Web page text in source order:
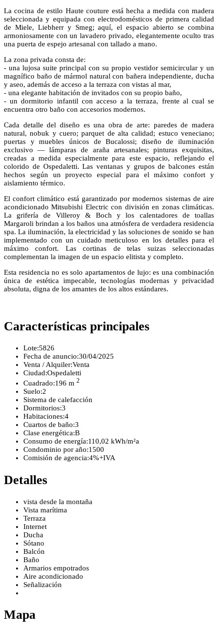
La cocina de estilo Haute couture está hecha a medida con madera
seleccionada y equipada con electrodomésticos de primera calidad
de Miele, Liebherr y Smeg; aquí, el espacio abierto se combina
armoniosamente con un lavadero privado, elegantemente oculto tras
una puerta de espejo artesanal con tallado a mano.
La zona privada consta de:
- una lujosa suite principal con su propio vestidor semicircular y un
magnífico baño de mármol natural con bañera independiente, ducha
y aseo, además de acceso a la terraza con vistas al mar,
- una elegante habitación de invitados con su propio baño,
- un dormitorio infantil con acceso a la terraza, frente al cual se
encuentra otro baño con accesorios modernos.
Cada detalle del diseño es una obra de arte: paredes de madera
natural, nobuk y cuero; parquet de alta calidad; estuco veneciano;
puertas y muebles únicos de Bucalossi; diseño de iluminación
exclusivo — lámparas de araña artesanales; pinturas exquisitas,
creadas a medida especialmente para este espacio, reflejando el
colorido de Ospedaletti. Las ventanas y grupos de balcones están
hechos según un proyecto especial para el máximo confort y
aislamiento térmico.
El confort climático está garantizado por modernos sistemas de aire
acondicionado Mitsubishi Electric con división en zonas climáticas.
La grifería de Villeroy & Boch y los calentadores de toallas
Margaroli brindan a los baños una atmósfera de verdadera residencia
spa. La iluminación, la electricidad y las soluciones de sonido se han
implementado con un cuidado meticuloso en los detalles para el
máximo confort. Las cortinas de telas suizas seleccionadas
complementan la imagen de un espacio elitista y completo.
Esta residencia no es solo apartamentos de lujo: es una combinación
única de estética impecable, tecnologías modernas y privacidad
absoluta, digna de los amantes de los altos estándares.
Características principales
Lote:5826
Fecha de anuncio:30/04/2025
Venta / Alquiler:Venta
Ciudad:Ospedaletti
Cuadrado:196 m 2
Suelo:2
Sistema de calefacción
Dormitorios:3
Habitaciones:4
Cuartos de baño:3
Clase energética:B
Consumo de energía:110,02 kWh/m²a
Condominio por año:1500
Comisión de agencia:4%+IVA
Detalles
vista desde la montaña
Vista marítima
Terraza
Internet
Ducha
Sótano
Balcón
Baño
Armarios empotrados
Aire acondicionado
Señalización
Mapa